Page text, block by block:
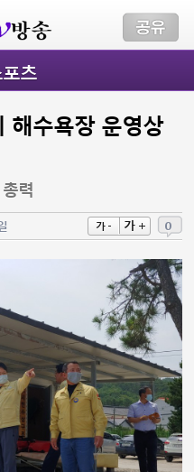
츠
해수욕장 운영상
력
0
가 - 가 +